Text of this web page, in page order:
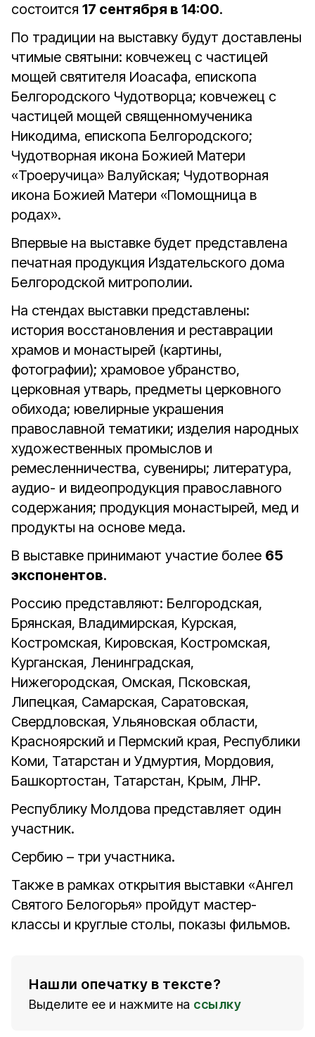
состоится 17 сентября в 14:00.
По традиции на выставку будут доставлены
чтимые святыни: ковчежец с частицей
мощей святителя Иоасафа, епископа
Белгородского Чудотворца; ковчежец с
частицей мощей священномученика
Никодима, епископа Белгородского;
Чудотворная икона Божией Матери
«Троеручица» Валуйская; Чудотворная
икона Божией Матери «Помощница в
родах».
Впервые на выставке будет представлена
печатная продукция Издательского дома
Белгородской митрополии.
На стендах выставки представлены:
история восстановления и реставрации
храмов и монастырей (картины,
фотографии); храмовое убранство,
церковная утварь, предметы церковного
обихода; ювелирные украшения
православной тематики; изделия народных
художественных промыслов и
ремесленничества, сувениры; литература,
аудио- и видеопродукция православного
содержания; продукция монастырей, мед и
продукты на основе меда.
В выставке принимают участие более 65
экспонентов.
Россию представляют: Белгородская,
Брянская, Владимирская, Курская,
Костромская, Кировская, Костромская,
Курганская, Ленинградская,
Нижегородская, Омская, Псковская,
Липецкая, Самарская, Саратовская,
Свердловская, Ульяновская области,
Красноярский и Пермский края, Республики
Коми, Татарстан и Удмуртия, Мордовия,
Башкортостан, Татарстан, Крым, ЛНР.
Республику Молдова представляет один
участник.
Сербию – три участника.
Также в рамках открытия выставки «Ангел
Святого Белогорья» пройдут мастер-
классы и круглые столы, показы фильмов.
Нашли опечатку в тексте?
Выделите ее и нажмите на ссылку